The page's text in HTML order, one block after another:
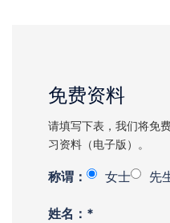
免费资料
请填写下表，我们将免
习资料（电子版）。
称谓： 女士 先
姓名：*